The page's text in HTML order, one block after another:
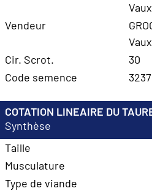
Vendeur
Cir. Scrot.
30
Code semence
COTATION LINEAIRE DU
Synthèse
Taille
Musculature
Type de viande